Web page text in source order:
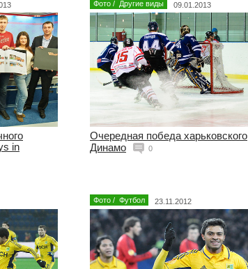
in
Фото / Другие виды 09.01.2013
Очередная победа харьковского
Динамо
0
Фото / Футбол 23.11.2012